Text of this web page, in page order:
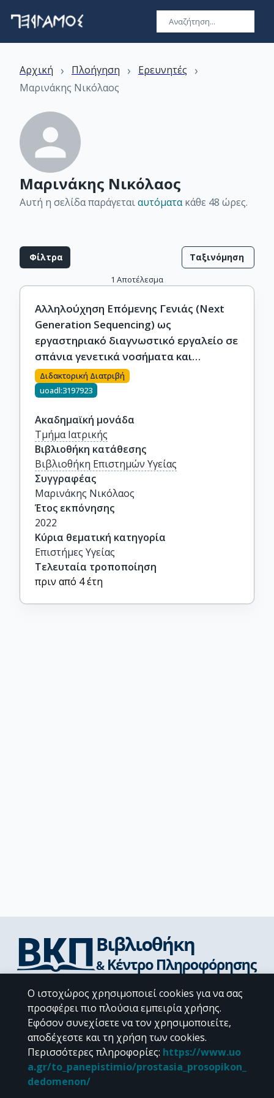
Αρχική › Πλοήγηση › Ερευνητές ›
Μαρινάκης Νικόλαος
Μαρινάκης Νικόλαος
Αυτή η σελίδα παράγεταιαυτόματακάθε 48 ώρες.
Φίλτρα Ταξινόμηση
1 Αποτέλεσμα
Αλληλούχηση Επόμενης Γενιάς (Next
Generation Sequencing) ως
εργαστηριακό διαγνωστικό εργαλείο σε
σπάνια γενετικά νοσήματα και
αξιολόγηση των ευρημάτων με
βιοπληροφορικές και εργαστηριακές
Διδακτορική Διατριβή
uoadl:3197923
Ακαδημαϊκή μονάδα
Τμήμα Ιατρικής
Βιβλιοθήκη κατάθεσης
Βιβλιοθήκη Επιστημών Υγείας
Συγγραφέας
Μαρινάκης Νικόλαος
Έτος εκπόνησης
2022
Κύρια θεματική κατηγορία
Επιστήμες Υγείας
Τελευταία τροποποίηση
πριν από 4 έτη
Διεύθυνση Βιβλιοθήκης & Κέντρου Πληροφόρησης
Βιβλιοθήκες Σχολών του ΕΚΠΑ
Υπολογιστικό Κέντρο Βιβλιοθηκών
Επικοινωνία / Helpdesk
Ο ιστοχώρος χρησιμοποιεί cookies για να σας
προσφέρει πιο πλούσια εμπειρία χρήσης.
Εφόσον συνεχίσετε να τον χρησιμοποιείτε,
αποδέχεστε και τη χρήση των cookies.
Περισσότερες πληροφορίες: https://www.uo
a.gr/to_panepistimio/prostasia_prosopikon_
dedomenon/